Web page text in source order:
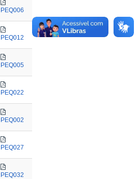
PEQ006
PEQ012
PEQ005
PEQ022
PEQ002
PEQ027
PEQ032